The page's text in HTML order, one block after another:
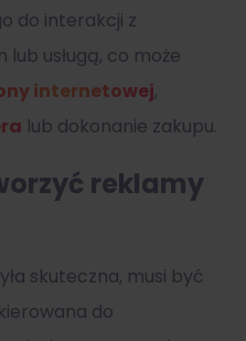
do interakcji z
usługą, co może
internetowej,
lub dokonanie zakupu.
reklamy
skuteczna, musi być
do